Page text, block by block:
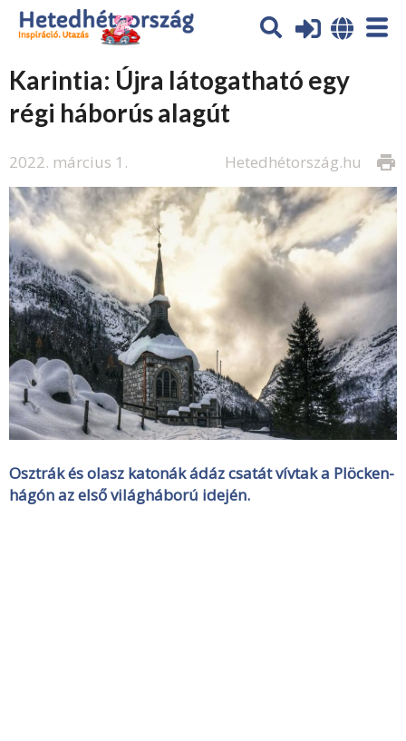
Karintia: Újra látogatható egy
régi háborús alagút
2022. március 1. print
Hetedhétország.hu
Osztrák és olasz katonák ádáz csatát vívtak a Plöcken-
hágón az első világháború idején.